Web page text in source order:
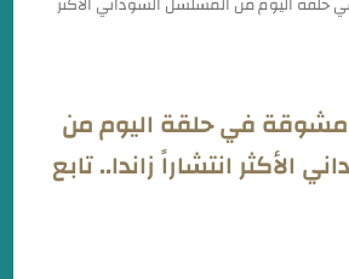
مشوقة في حلقة اليوم من
الأكثر انتشاراً زاندا.. تابع